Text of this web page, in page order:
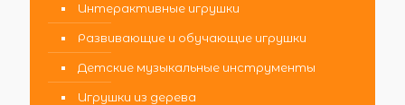
Интерактивные игрушки
Развивающие и обучающие игрушки
Детские музыкальные инструменты
Игрушки из дерева